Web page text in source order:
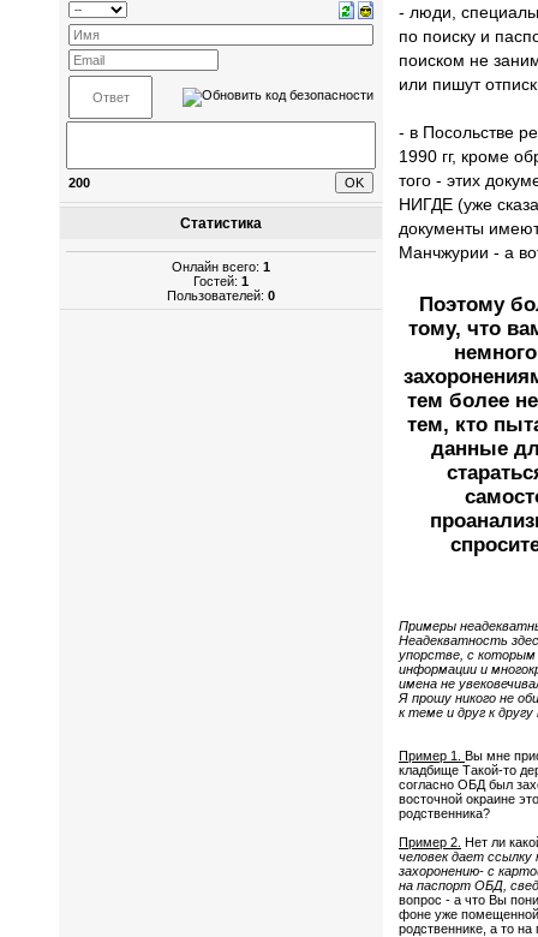
200
Статистика
Онлайн всего: 1
Гостей: 1
Пользователей: 0
- люди,
по поиску и
поиском не
или пишут
- в Посольстве
1990 гг, кроме
того - этих
НИГДЕ (уже
документы
Манчжурии - а
Поэтому
тому, что
тем более
тем, кто
данные
Примеры
Неадекватность
упорстве, с которым
информации и
имена не
Я прошу никого не
к теме и друг к другу
Пример 1. Вы мне
кладбище Такой-то
согласно ОБД был
восточной окраине
родственника?
Пример 2. Нет ли
человек дает
захоронению- с
на паспорт ОБД,
вопрос - а что Вы
фоне уже
родственнике, а то